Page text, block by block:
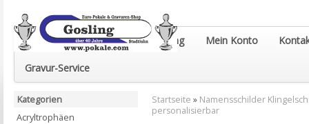
Euro-Pokale & Gravur-Shop Gosling Mein Konto
Gravur-Service
Startseite » Namensschilder
personalisierbar
Kategorien
Acryltrophäen